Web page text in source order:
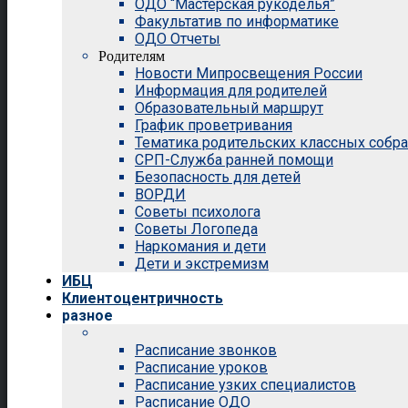
ОДО “Мастерская рукоделья”
Факультатив по информатике
ОДО Отчеты
Родителям
Новости Мипросвещения России
Информация для родителей
Образовательный маршрут
График проветривания
Тематика родительских классных
СРП-Служба ранней помощи
Безопасность для детей
ВОРДИ
Советы психолога
Советы Логопеда
Наркомания и дети
Дети и экстремизм
ИБЦ
Клиентоцентричность
разное
Расписание звонков
Расписание уроков
Расписание узких специалистов
Расписание ОДО